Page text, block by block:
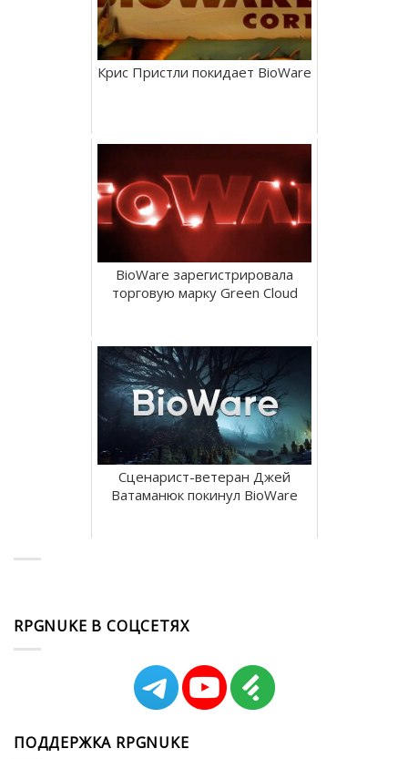
Крис Пристли покидает BioWare
BioWare зарегистрировала
торговую марку Green Cloud
Сценарист-ветеран Джей
Ватаманюк покинул BioWare
RPGNUKE В СОЦСЕТЯХ
ПОДДЕРЖКА RPGNUKE